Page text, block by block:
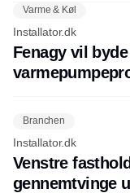
Varme & Køl
Installator.dk
Fenagy vil
Branchen
Installator.dk
Venstre
gennemtvinge